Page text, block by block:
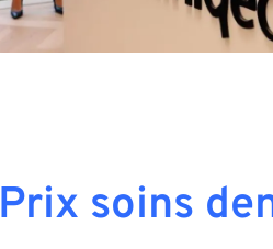
Prix soins